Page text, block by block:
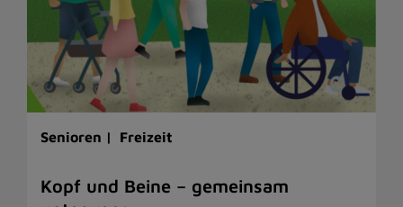
Senioren | Freizeit
Kopf und Beine – gemeinsam